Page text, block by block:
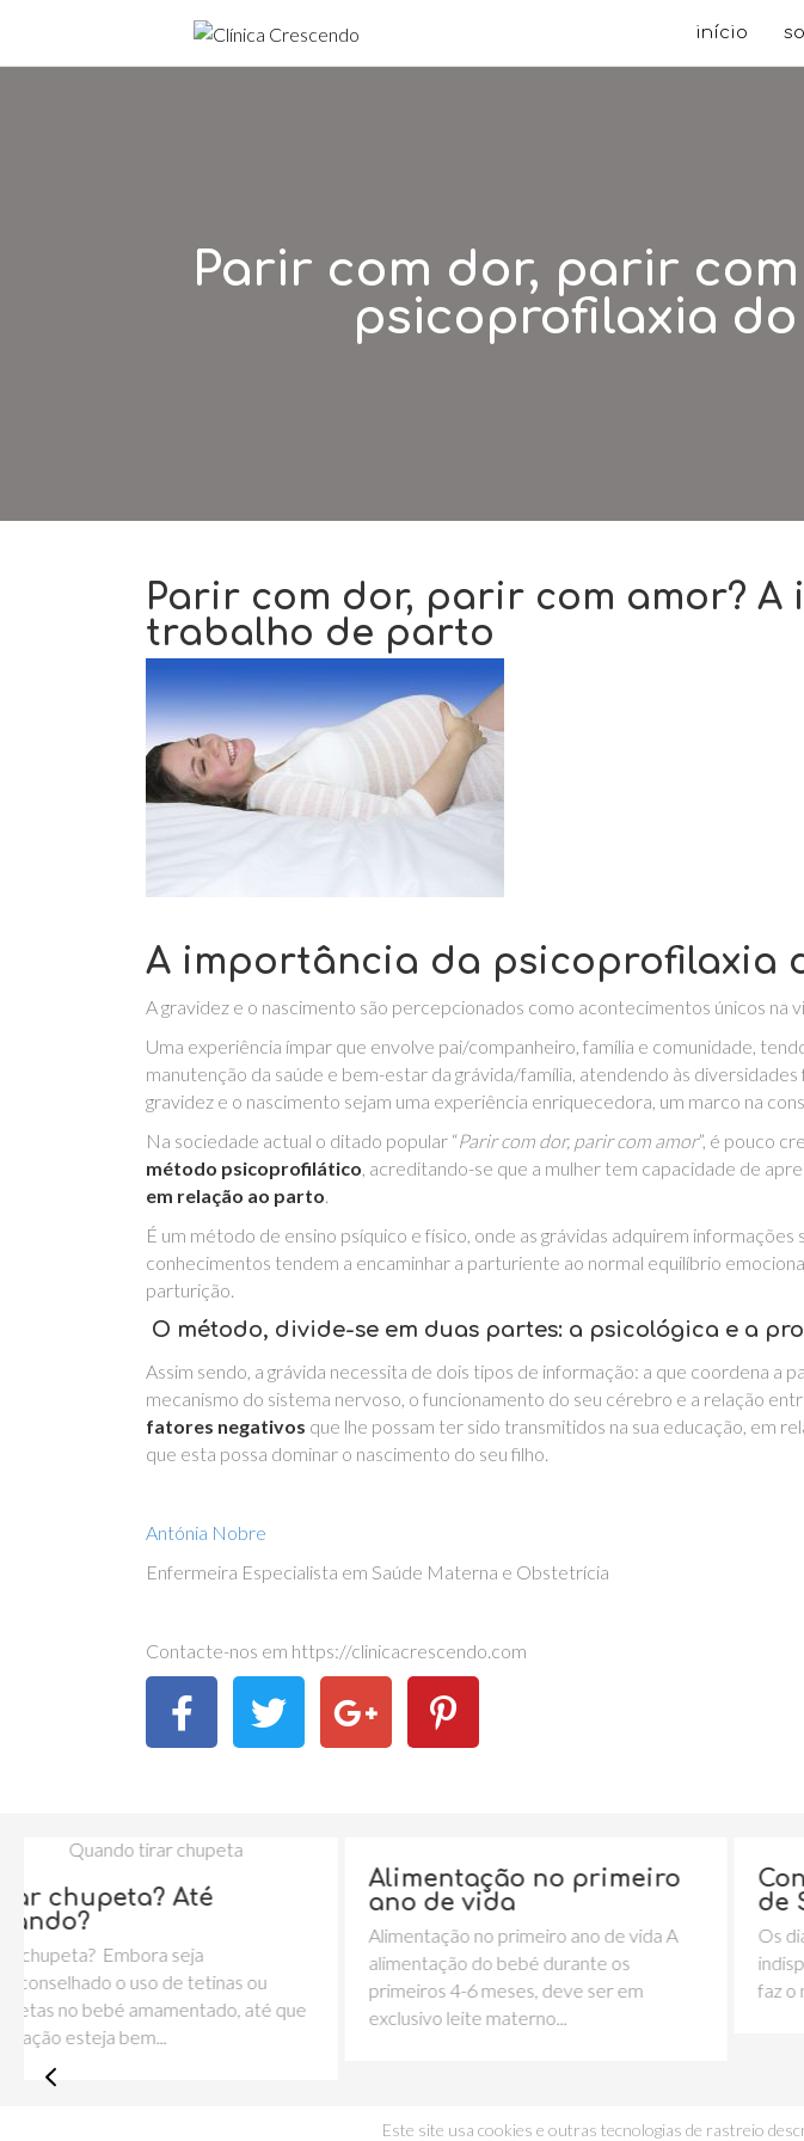
início
Parir com dor, parir
psicoprofilaxia
Parir com dor, parir com amor?
trabalho de parto
A importância da psicoprofilaxia
A gravidez e o nascimento são percepcionados como acontecimentos únicos na
Uma experiência ímpar que envolve pai/companheiro, família e comunidade,
manutenção da saúde e bem-estar da grávida/família, atendendo às
gravidez e o nascimento sejam uma experiência enriquecedora, um marco na
Na sociedade actual o ditado popular “Parir com dor, parir com amor”, é pouco
método psicoprofilático, acreditando-se que a mulher tem capacidade de
em relação ao parto.
É um método de ensino psíquico e físico, onde as grávidas adquirem
conhecimentos tendem a encaminhar a parturiente ao normal equilíbrio
parturição.
O método, divide-se em duas partes: a psicológica e a
Assim sendo, a grávida necessita de dois tipos de informação: a que coordena a
mecanismo do sistema nervoso, o funcionamento do seu cérebro e a relação
fatores negativos que lhe possam ter sido transmitidos na sua educação, em
que esta possa dominar o nascimento do seu filho.
Antónia Nobre
Enfermeira Especialista em Saúde Materna e Obstetrícia
Contacte-nos em https://clinicacrescendo.com
Alimentação no primeiro
ano de vida
Alimentação no primeiro ano de vida A
alimentação do bebé durante os
primeiros 4-6 meses, deve ser em
exclusivo leite materno...
Conselhos para os dias
de Sol!
Os dias de Sol e as crianças O Sol é
indispensável à vida. Melhora o humor
faz o nosso...
Este site usa cookies e outras tecnologias de rastreio